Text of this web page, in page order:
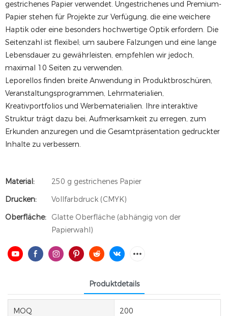
gestrichenes Papier verwendet. Ungestrichenes und Premium-
Papier stehen für Projekte zur Verfügung, die eine weichere
Haptik oder eine besonders hochwertige Optik erfordern. Die
Seitenzahl ist flexibel; um saubere Falzungen und eine lange
Lebensdauer zu gewährleisten, empfehlen wir jedoch,
maximal 10 Seiten zu verwenden.
Leporellos finden breite Anwendung in Produktbroschüren,
Veranstaltungsprogrammen, Lehrmaterialien,
Kreativportfolios und Werbematerialien. Ihre interaktive
Struktur trägt dazu bei, Aufmerksamkeit zu erregen, zum
Erkunden anzuregen und die Gesamtpräsentation gedruckter
Inhalte zu verbessern.
Material:
250 g gestrichenes Papier
Drucken:
Vollfarbdruck (CMYK)
Oberfläche:
Glatte Oberfläche (abhängig von der
Papierwahl)
Produktdetails
MOQ 200